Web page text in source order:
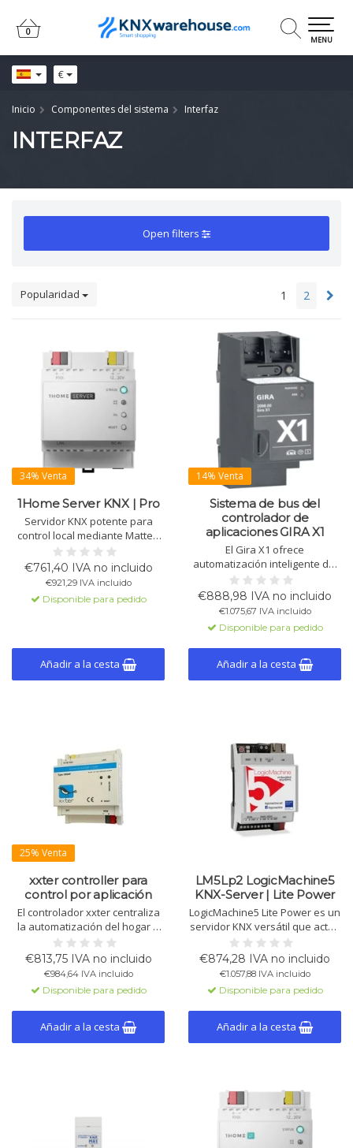
€
0
0
MENU
Inicio Componentes del sistema Interfaz
INTERFAZ
Open filters
Popularidad 1 2
34% Venta
1Home Server KNX | Pro
Servidor KNX potente para
control local mediante Matter,
integración con Apple, Google,
SmartThings y dispositivos IoT,
automatización y acceso
remoto seguro con
programación.
€761,40 IVA no incluido
€921,29 IVA incluido
Disponible para pedido
Añadir a la cesta
14% Venta
Sistema de bus del
controlador de
aplicaciones GIRA X1
El Gira X1 ofrece
automatización inteligente del
hogar a través de KNX. Controla
la iluminación, temperatura y
dispositivos a través de la
aplicación Gira Smart Home,
disponible en la tienda de
aplicaciones. Fácil integración
con Philips Hue y Sonos.
€888,98 IVA no incluido
€1.075,67 IVA incluido
Disponible para pedido
Añadir a la cesta
25% Venta
xxter controller para
control por aplicación
El controlador xxter centraliza
la automatización del hogar a
través de una aplicación
eficiente en energía. Controle
iluminación, clima y seguridad
con la integración intuitiva del
KNX y detección de ubicación.
App disponible para iOS y
Android.
€813,75 IVA no incluido
€984,64 IVA incluido
Disponible para pedido
Añadir a la cesta
LM5Lp2 LogicMachine5
KNX-Server | Lite Power
LogicMachine5 Lite Power es un
servidor KNX versátil que actúa
como pasarela, motor lógico y
plataforma de visualización.
Soporta KNX, Modbus, BACnet,
con integración en la nube,
control por voz y funciones de
router KNX IP.
€874,28 IVA no incluido
€1.057,88 IVA incluido
Disponible para pedido
Añadir a la cesta